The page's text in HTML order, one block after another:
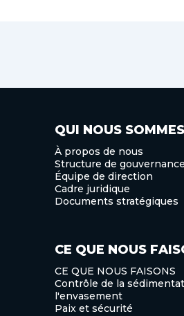
QUI NOUS SOMMES
À propos de nous
Structure de gouvernance
Équipe de direction
Cadre juridique
Documents stratégiques
CE QUE NOUS
CE QUE NOUS FAISONS
Contrôle de la
l'envasement
Paix et sécurité